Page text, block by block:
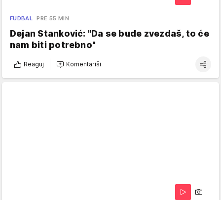
FUDBAL PRE 55 MIN
Dejan Stanković: "Da se bude zvezdaš, to će
nam biti potrebno"
Reaguj Komentariši